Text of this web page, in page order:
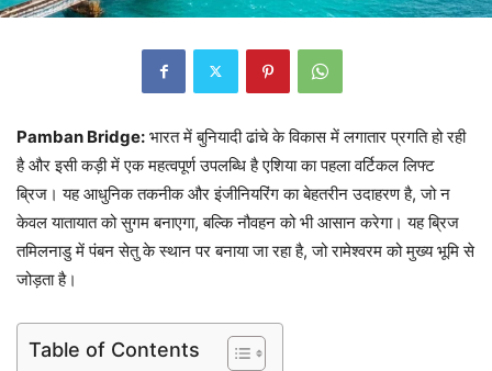
Pamban Bridge: भारत में बुनियादी ढांचे के विकास में लगातार प्रगति हो रही
है और इसी कड़ी में एक महत्वपूर्ण उपलब्धि है एशिया का पहला वर्टिकल लिफ्ट
ब्रिज। यह आधुनिक तकनीक और इंजीनियरिंग का बेहतरीन उदाहरण है, जो न
केवल यातायात को सुगम बनाएगा, बल्कि नौवहन को भी आसान करेगा। यह ब्रिज
तमिलनाडु में पंबन सेतु के स्थान पर बनाया जा रहा है, जो रामेश्वरम को मुख्य भूमि से
जोड़ता है।
Table of Contents